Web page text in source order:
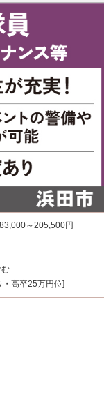
～205,500円
高卒25万円位